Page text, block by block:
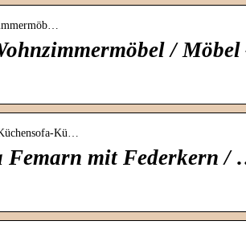
/ Möbel
Kü…
Femarn mit Federkern /